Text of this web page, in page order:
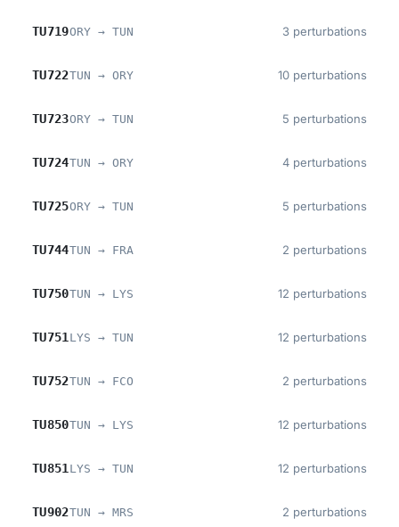
TU719ORY → TUN 3 perturbations
TU722TUN → ORY 10 perturbations
TU723ORY → TUN 5 perturbations
TU724TUN → ORY 4 perturbations
TU725ORY → TUN 5 perturbations
TU744TUN → FRA 2 perturbations
TU750TUN → LYS 12 perturbations
TU751LYS → TUN 12 perturbations
TU752TUN → FCO 2 perturbations
TU850TUN → LYS 12 perturbations
TU851LYS → TUN 12 perturbations
TU902TUN → MRS 2 perturbations